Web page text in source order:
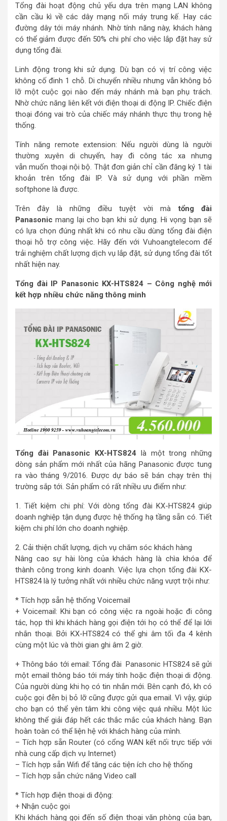
Tổng đài hoạt động chủ yếu dựa trên mạng LAN không
cần cầu kì về các dây mạng nối máy trung kế. Hay các
đường dây tới máy nhánh. Nhờ tính năng này, khách hàng
có thể giảm được đến 50% chi phí cho việc lắp đặt hay sử
dụng tổng đài.
Linh động trong khi sử dụng. Dù bạn có vị trí công việc
không cố đinh 1 chỗ. Di chuyển nhiều nhưng vẫn không bỏ
lỡ một cuộc gọi nào đến máy nhánh mà bạn phụ trách.
Nhờ chức năng liên kết với điện thoại di động IP. Chiếc điện
thoại đóng vai trò của chiếc máy nhánh thực thụ trong hệ
thống.
Tính năng remote extension: Nếu người dùng là người
thường xuyên di chuyển, hay đi công tác xa nhưng
vẫn muốn thoại nội bộ. Thật đơn giản chỉ cần đăng ký 1 tài
khoản trên tổng đài IP. Và sử dụng với phần mềm
softphone là được.
Trên đây là những điều tuyệt vời màtổng đài
Panasonic mang lại cho bạn khi sử dụng. Hi vọng bạn sẽ
có lựa chọn đúng nhất khi có nhu cầu dùng tổng đài điện
thoại hỗ trợ công việc. Hãy đến với Vuhoangtelecom để
trải nghiệm chất lượng dịch vụ lắp đặt, sử dụng tổng đài tốt
nhất hiện nay.
Tổng đài IP Panasonic KX-HTS824 – Công nghệ mới
kết hợp nhiều chức năng thông minh
Tổng đài Panasonic KX-HTS824 là một trong những
dòng sản phẩm mới nhất của hãng Panasonic được tung
ra vào tháng 9/2016. Được dự báo sẽ bán chạy trên thị
trường sắp tới. Sản phẩm có rất nhiều ưu điểm như:
1. Tiết kiệm chi phí: Với dòng tổng đài KX-HTS824 giúp
doanh nghiệp tận dụng được hệ thống hạ tầng sẵn có. Tiết
kiệm chi phí lớn cho doanh nghiệp.
2. Cải thiện chất lượng, dịch vụ chăm sóc khách hàng
Nâng cao sự hài lòng của khách hàng là chìa khóa để
thành công trong kinh doanh. Việc lựa chọn tổng đài KX-
HTS824 là lý tưởng nhất với nhiều chức năng vượt trội như:
* Tích hợp sẵn hệ thống Voicemail
+ Voicemail: Khi bạn có công việc ra ngoài hoặc đi công
tác, họp thì khi khách hàng gọi điện tới họ có thể để lại lới
nhắn thoại. Bởi KX-HTS824 có thể ghi âm tối đa 4 kênh
cùng một lúc và thời gian ghi âm 2 giờ.
+ Thông báo tới email: Tổng đài Panasonic HTS824 sẽ gửi
một email thông báo tới máy tính hoặc điện thoại di động.
Của người dùng khi họ có tin nhắn mới. Bên cạnh đó, kh có
cuộc gọi đễn bị bỏ lỡ cũng được gửi qua email. Vì vậy, giúp
cho bạn có thể yên tâm khi công việc quá nhiều. Một lúc
không thể giải đáp hết các thắc mắc của khách hàng. Bạn
hoàn toàn có thể liện hệ với khách hàng của mình.
– Tích hợp sẵn Router (có cổng WAN kết nối trực tiếp với
nhà cung cấp dịch vụ Internet)
– Tích hợp sẵn Wifi để tăng các tiện ích cho hệ thống
– Tích hợp sẵn chức năng Video call
* Tích hợp điện thoại di động:
+ Nhận cuộc gọi
Khi khách hàng gọi đến số điện thoại văn phòng của bạn,